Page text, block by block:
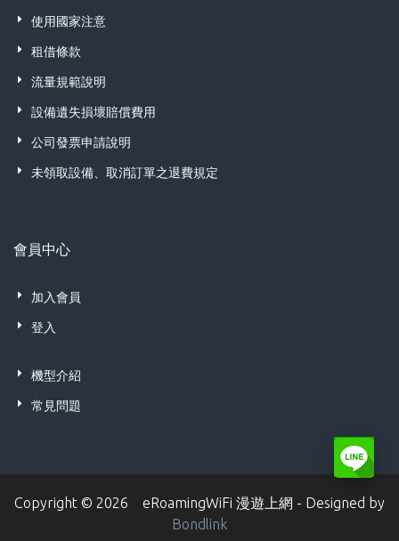
使用國家注意
租借條款
流量規範說明
設備遺失損壞賠償費用
公司發票申請說明
未領取設備、取消訂單之退費規定
會員中心
加入會員
登入
機型介紹
常見問題
Copyright © 2026 eRoamingWiFi 漫遊上網 - Designed by
Bondlink